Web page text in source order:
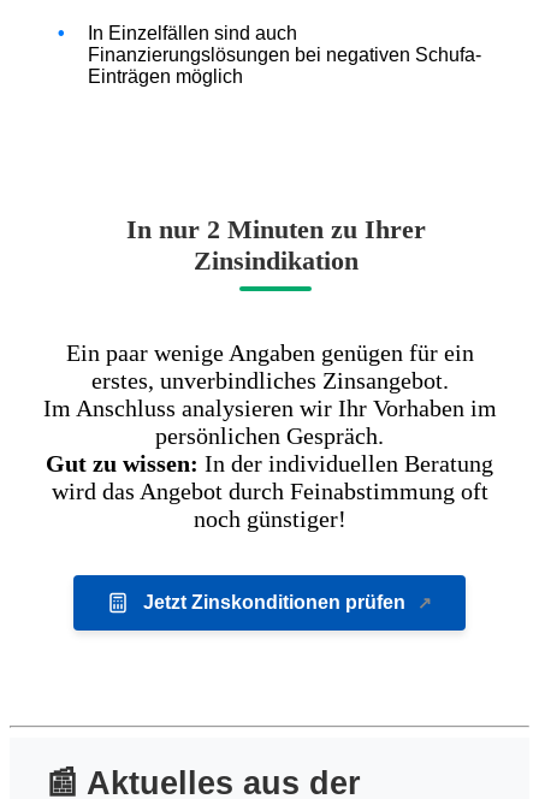
In Einzelfällen sind auch
Finanzierungslösungen bei negativen Schufa-
Einträgen möglich
In nur 2 Minuten zu Ihrer
Zinsindikation
Ein paar wenige Angaben genügen für ein
erstes, unverbindliches Zinsangebot.
Im Anschluss analysieren wir Ihr Vorhaben im
persönlichen Gespräch.
Gut zu wissen: In der individuellen Beratung
wird das Angebot durch Feinabstimmung oft
noch günstiger!
Jetzt Zinskonditionen prüfen
📰 Aktuelles aus der